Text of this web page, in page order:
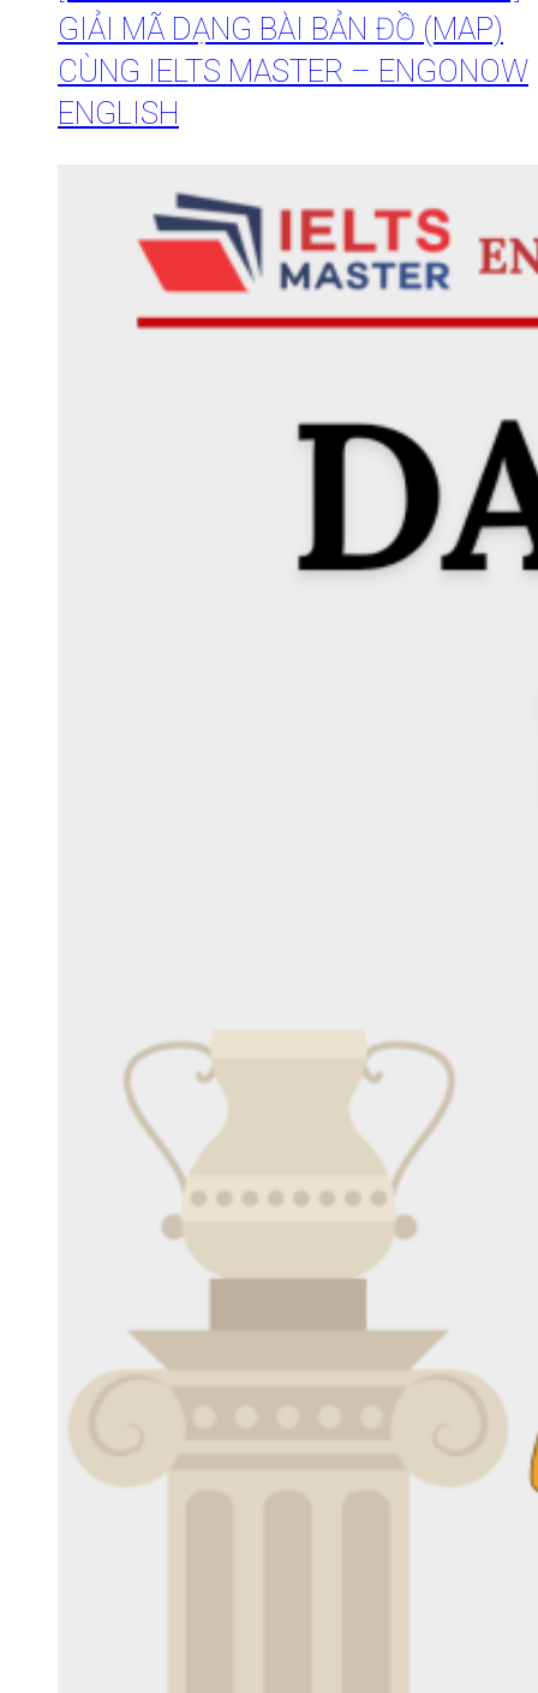
GIẢI MÃ DẠNG BÀI BẢN ĐỒ (MAP)
CÙNG IELTS MASTER – ENGONOW
ENGLISH